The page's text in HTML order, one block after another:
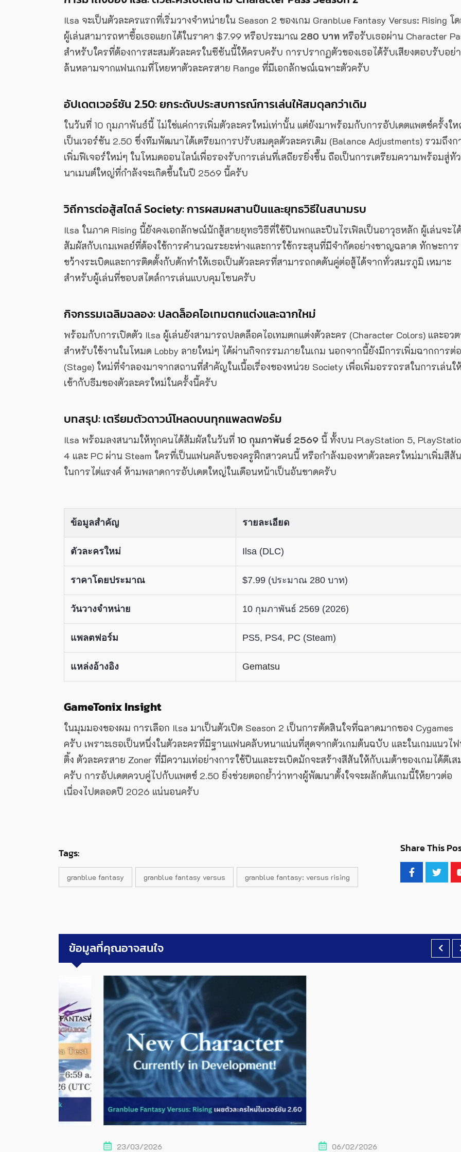
Ilsa จะเป็นตัวละครแรกที่เริ่มวางจำหน่ายใน Season 2 ของเกม Granblue Fantasy Versus: Rising โ
ผู้เล่นสามารถหาซื้อเธอแยกได้ในราคา $7.99 หรือประมาณ 280 บาท หรือรับเธอผ่าน Character
สำหรับใครที่ต้องการสะสมตัวละครในซีซันนี้ให้ครบครับ การปรากฏตัวของเธอได้รับเสียงตอบรับอย่
ล้นหลามจากแฟนเกมที่โหยหาตัวละครสาย Range ที่มีเอกลักษณ์เฉพาะตัวครับ
อัปเดตเวอร์ชัน 2.50: ยกระดับประสบการณ์การเล่นให้สมดุลกว่าเดิม
ในวันที่ 10 กุมภาพันธ์นี้ ไม่ใช่แค่การเพิ่มตัวละครใหม่เท่านั้น แต่ยังมาพร้อมกับการอัปเดตแพตช์ครั้งใ
เป็นเวอร์ชัน 2.50 ซึ่งทีมพัฒนาได้เตรียมการปรับสมดุลตัวละครเดิม (Balance Adjustments) รวมถึงก
เพิ่มฟีเจอร์ใหม่ๆ ในโหมดออนไลน์เพื่อรองรับการเล่นที่เสถียรยิ่งขึ้น ถือเป็นการเตรียมความพร้อมสู่ทั
นาเมนต์ใหญ่ที่กำลังจะเกิดขึ้นในปี 2569 นี้ครับ
วิถีการต่อสู้สไตล์ Society: การผสมผสานปืนและยุทธวิธีในสนามรบ
Ilsa ในภาค Rising นี้ยังคงเอกลักษณ์นักสู้สายยุทธวิธีที่ใช้ปืนพกและปืนไรเฟิลเป็นอาวุธหลัก ผู้เล่นจะไ
สัมผัสกับเกมเพลย์ที่ต้องใช้การคำนวณระยะห่างและการใช้กระสุนที่มีจำกัดอย่างชาญฉลาด ทักษะการ
ขว้างระเบิดและการติดตั้งกับดักทำให้เธอเป็นตัวละครที่สามารถกดดันคู่ต่อสู้ได้จากทั่วสมรภูมิ เหมาะ
สำหรับผู้เล่นที่ชอบสไตล์การเล่นแบบคุมโซนครับ
กิจกรรมเฉลิมฉลอง: ปลดล็อคไอเทมตกแต่งและฉากใหม่
พร้อมกับการเปิดตัว Ilsa ผู้เล่นยังสามารถปลดล็อคไอเทมตกแต่งตัวละคร (Character Colors) และอว
สำหรับใช้งานในโหมด Lobby ลายใหม่ๆ ได้ผ่านกิจกรรมภายในเกม นอกจากนี้ยังมีการเพิ่มฉากการต่
(Stage) ใหม่ที่จำลองมาจากสถานที่สำคัญในเนื้อเรื่องของหน่วย Society เพื่อเพิ่มอรรถรสในการเล่นให้
เข้ากับธีมของตัวละครใหม่ในครั้งนี้ครับ
บทสรุป: เตรียมตัวดาวน์โหลดบนทุกแพลตฟอร์ม
Ilsa พร้อมลงสนามให้ทุกคนได้สัมผัสในวันที่ 10 กุมภาพันธ์ 2569 นี้ ทั้งบน PlayStation 5,
4 และ PC ผ่าน Steam ใครที่เป็นแฟนคลับของครูฝึกสาวคนนี้ หรือกำลังมองหาตัวละครใหม่มาเพิ่มสีสัน
ในการไต่แรงค์ ห้ามพลาดการอัปเดตใหญ่ในเดือนหน้าเป็นอันขาดครับ
ข้อมูลสำคัญ รายละเอียด
ตัวละครใหม่ Ilsa (DLC)
ราคาโดยประมาณ $7.99 (ประมาณ 280 บาท)
วันวางจำหน่าย 10 กุมภาพันธ์ 2569 (2026)
แพลตฟอร์ม PS5, PS4, PC (Steam)
แหล่งอ้างอิง Gematsu
GameTonix Insight
ในมุมมองของผม การเลือก Ilsa มาเป็นตัวเปิด Season 2 เป็นการตัดสินใจที่ฉลาดมากของ Cygames
ครับ เพราะเธอเป็นหนึ่งในตัวละครที่มีฐานแฟนคลับหนาแน่นที่สุดจากตัวเกมต้นฉบับ และในเกมแนวไ
ติ้ง ตัวละครสาย Zoner ที่มีความเท่อย่างการใช้ปืนและระเบิดมักจะสร้างสีสันให้กับเมต้าของเกมได้ดีเส
ครับ การอัปเดตควบคู่ไปกับแพตช์ 2.50 ยิ่งช่วยตอกย้ำว่าทางผู้พัฒนาตั้งใจจะผลักดันเกมนี้ให้ยาวต่อ
เนื่องไปตลอดปี 2026 แน่นอนครับ
Tags:
granblue fantasy granblue fantasy versus granblue fantasy: versus rising
Share This
ข้อมูลที่คุณอาจสนใจ
23/03/2026 06/02/2026